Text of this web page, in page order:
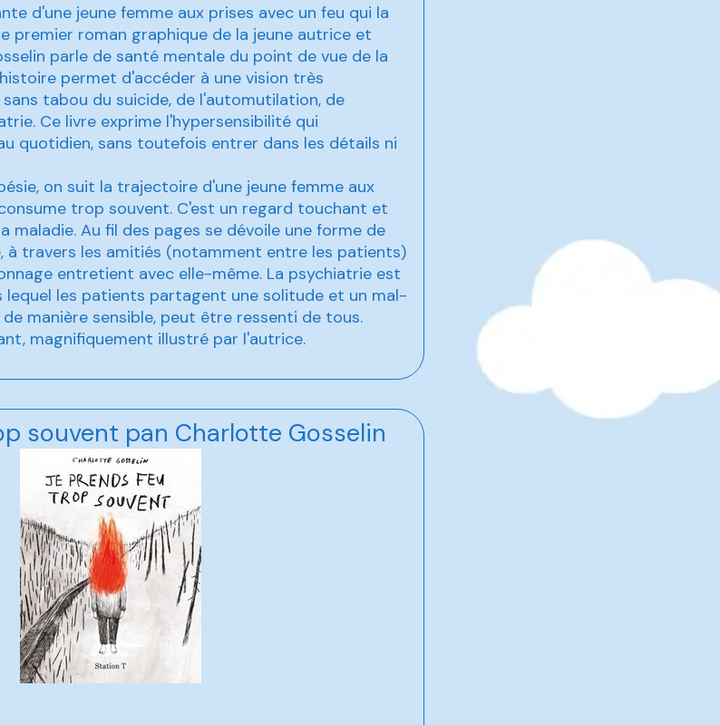
d'une jeune femme aux prises avec un feu qui la
premier roman graphique de la jeune autrice et
parle de santé mentale du point de vue de la
permet d'accéder à une vision très
tabou du suicide, de l'automutilation, de
Ce livre exprime l'hypersensibilité qui
quotidien, sans toutefois entrer dans les détails ni
on suit la trajectoire d'une jeune femme aux
trop souvent. C'est un regard touchant et
maladie. Au fil des pages se dévoile une forme de
à travers les amitiés (notamment entre les patients)
entretient avec elle-même. La psychiatrie est
lequel les patients partagent une solitude et un mal-
manière sensible, peut être ressenti de tous.
magnifiquement illustré par l'autrice.
souvent pan Charlotte Gosselin